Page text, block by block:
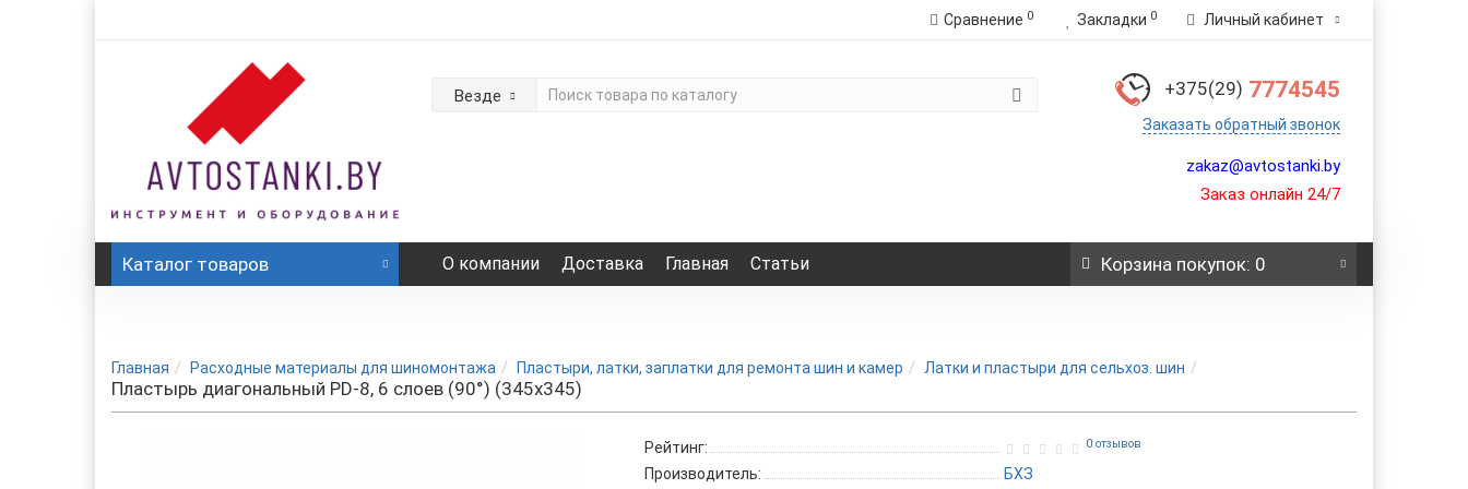
Сравнение 0 Закладки 0 Личный кабинет
Везде +375(29) 7774545
Заказать обратный звонок
zakaz@avtostanki.by
Заказ онлайн 24/7
Каталог товаров О компании Доставка Главная Статьи Корзинапокупок: 0
Главная Расходные материалы для шиномонтажа Пластыри, латки, заплатки для ремонта шин и камер Латки и пластыри для сельхоз. шин
Пластырь диагональный PD-8, 6 слоев (90°) (345х345)
Рейтинг: 0 отзывов
Производитель: БХЗ